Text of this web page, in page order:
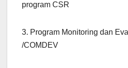
program CSR
3. Program Monitoring dan
/COMDEV